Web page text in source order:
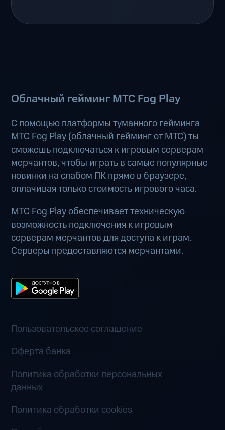
Облачный гейминг МТС Fog Play
С помощью платформы туманного гейминга
МТС Fog Play (облачный гейминг от МТС) ты
сможешь подключаться к игровым серверам
мерчантов, чтобы играть в самые популярные
новинки на слабом ПК прямо в браузере,
оплачивая только стоимость игрового часа.
МТС Fog Play обеспечивает техническую
возможность подключения к игровым
серверам мерчантов для доступа к играм.
Серверы предоставляются мерчантами.
Пользовательское соглашение
Оферта банка
Политика обработки персональных
данных
Политика обработки cookies